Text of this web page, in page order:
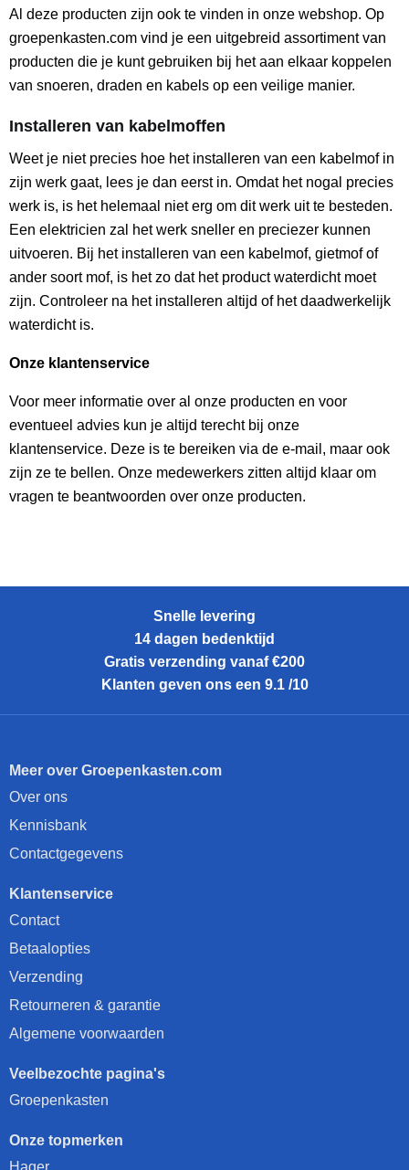
Al deze producten zijn ook te vinden in onze webshop. Op
groepenkasten.com vind je een uitgebreid assortiment van
producten die je kunt gebruiken bij het aan elkaar koppelen
van snoeren, draden en kabels op een veilige manier.
Installeren van kabelmoffen
Weet je niet precies hoe het installeren van een kabelmof in
zijn werk gaat, lees je dan eerst in. Omdat het nogal precies
werk is, is het helemaal niet erg om dit werk uit te besteden.
Een elektricien zal het werk sneller en preciezer kunnen
uitvoeren. Bij het installeren van een kabelmof, gietmof of
ander soort mof, is het zo dat het product waterdicht moet
zijn. Controleer na het installeren altijd of het daadwerkelijk
waterdicht is.
Onze klantenservice
Voor meer informatie over al onze producten en voor
eventueel advies kun je altijd terecht bij onze
klantenservice. Deze is te bereiken via de e-mail, maar ook
zijn ze te bellen. Onze medewerkers zitten altijd klaar om
vragen te beantwoorden over onze producten.
Snelle levering
14 dagen bedenktijd
Gratis verzending vanaf €200
Klanten geven ons een 9.1 /10
Meer over Groepenkasten.com
Over ons
Kennisbank
Contactgegevens
Klantenservice
Contact
Betaalopties
Verzending
Retourneren & garantie
Algemene voorwaarden
Veelbezochte pagina's
Groepenkasten
Onze topmerken
Hager